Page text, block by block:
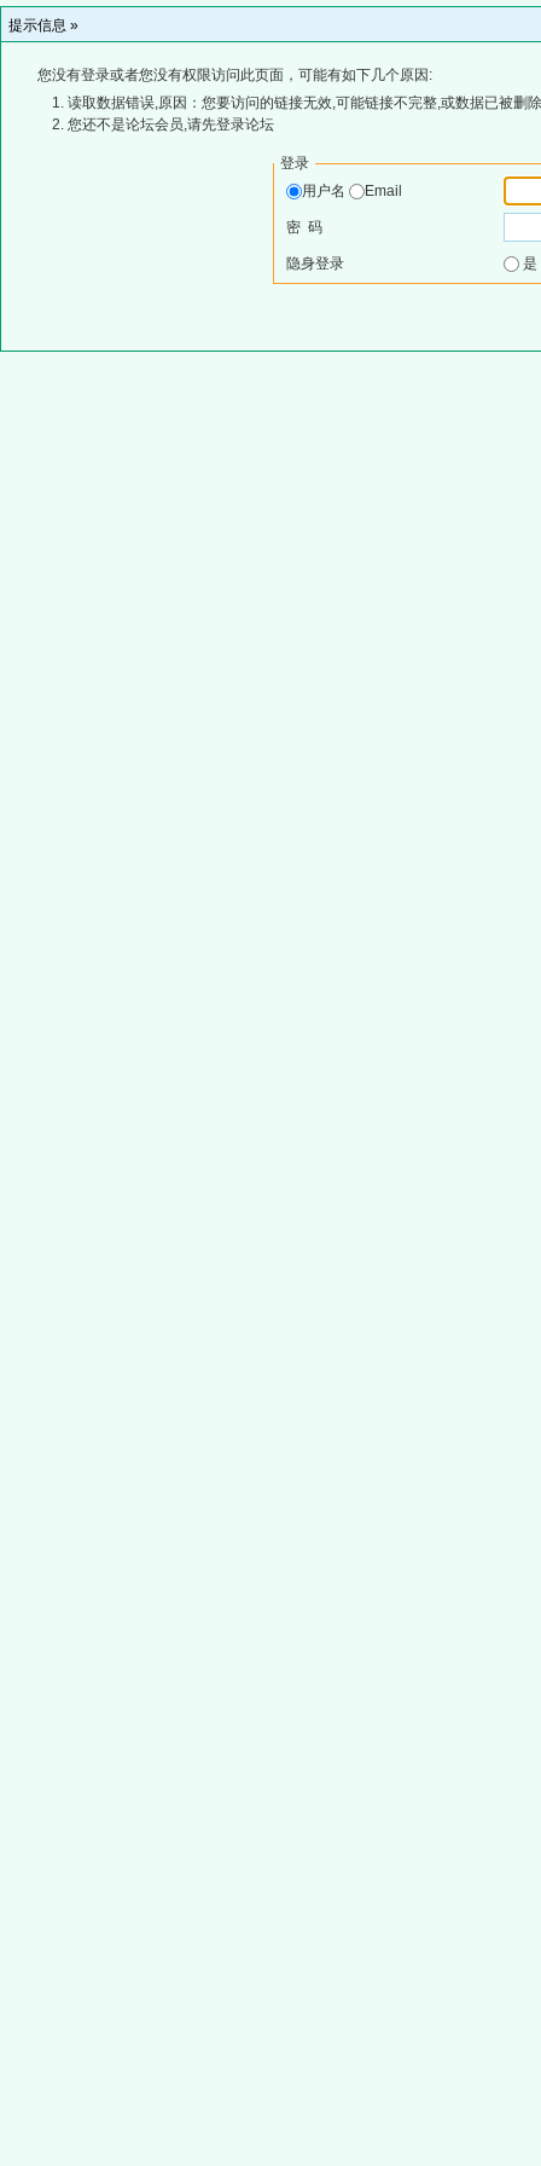
提示信息 »
您没有登录或者您没有权限访问此页面，可能有如下几个原因:
读取数据错误,原因：您要访问的链接无效,可能链接不完整,或数据已被删
您还不是论坛会员,请先登录论坛
登录
用户名
Email
密 码
隐身登录